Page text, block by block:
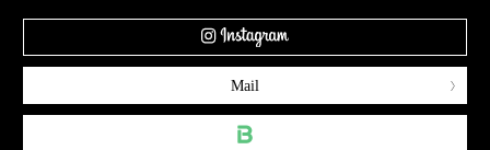
Mail